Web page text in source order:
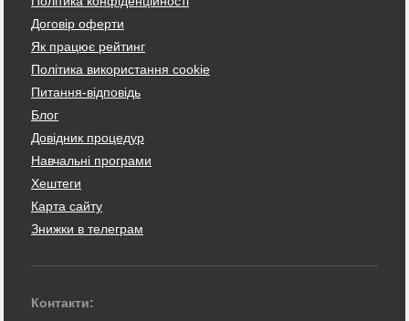
Договір оферти
Як працює рейтинг
Політика використання cookie
Питання-відповідь
Блог
Довідник процедур
Навчальні програми
Хештеги
Карта сайту
Знижки в телеграм
Контакти: